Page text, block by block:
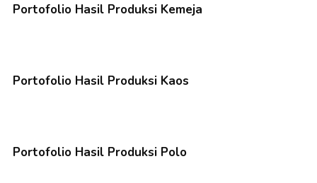
Portofolio Hasil Produksi Kemeja
Portofolio Hasil Produksi Kaos
Portofolio Hasil Produksi Polo